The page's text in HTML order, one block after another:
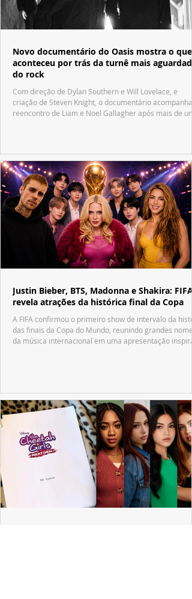
Novo documentário do Oasis mostra o que
aconteceu por trás da turnê mais aguardada
do rock
Com direção de Dylan Southern e Will Lovelace, e
criação de Steven Knight, o documentário acompanha
reencontro de Liam e Noel Gallagher após mais de
Justin Bieber, BTS, Madonna e Shakira: FIFA
revela atrações da histórica final da Copa
A FIFA confirmou o primeiro show de intervalo da
das finais da Copa do Mundo, reunindo grandes nomes
da música internacional em uma apresentação